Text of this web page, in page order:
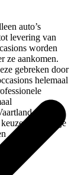
auto’s
levering van
worden
ze aankomen.
gebreken door
helemaal
wanneer je